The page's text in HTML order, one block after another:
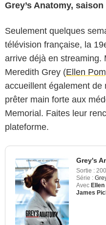
Grey’s Anatomy,
Seulement quelques
télévision française, la
arrive déjà en streaming.
Meredith Grey (Ellen
accueillent également de
prêter main forte aux
Memorial. Faites leur
plateforme.
Grey's
Sortie :
Série :
Avec
James